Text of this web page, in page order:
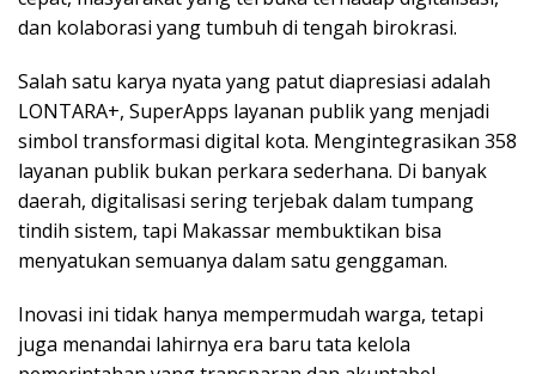
dan kolaborasi yang tumbuh di tengah birokrasi.
Salah satu karya nyata yang patut diapresiasi adalah
LONTARA+, SuperApps layanan publik yang menjadi
simbol transformasi digital kota. Mengintegrasikan 358
layanan publik bukan perkara sederhana. Di banyak
daerah, digitalisasi sering terjebak dalam tumpang
tindih sistem, tapi Makassar membuktikan bisa
menyatukan semuanya dalam satu genggaman.
Inovasi ini tidak hanya mempermudah warga, tetapi
juga menandai lahirnya era baru tata kelola